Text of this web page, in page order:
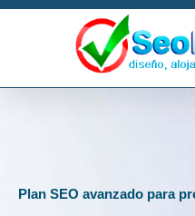
Plan SEO avanzado para